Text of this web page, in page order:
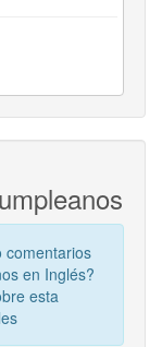
comentarios
en Inglés?
esta